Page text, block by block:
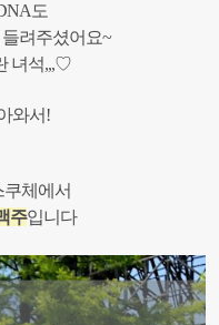
도
려주셨어요~
녀석,,,♡
와서!
체에서
주입니다